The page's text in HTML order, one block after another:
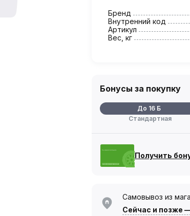
Бренд
Внутренний код
Артикул
Вес, кг
Бонусы за покупку
До 16 Б
Стандартная
Получить
Самовывоз из
Сейчас и позже